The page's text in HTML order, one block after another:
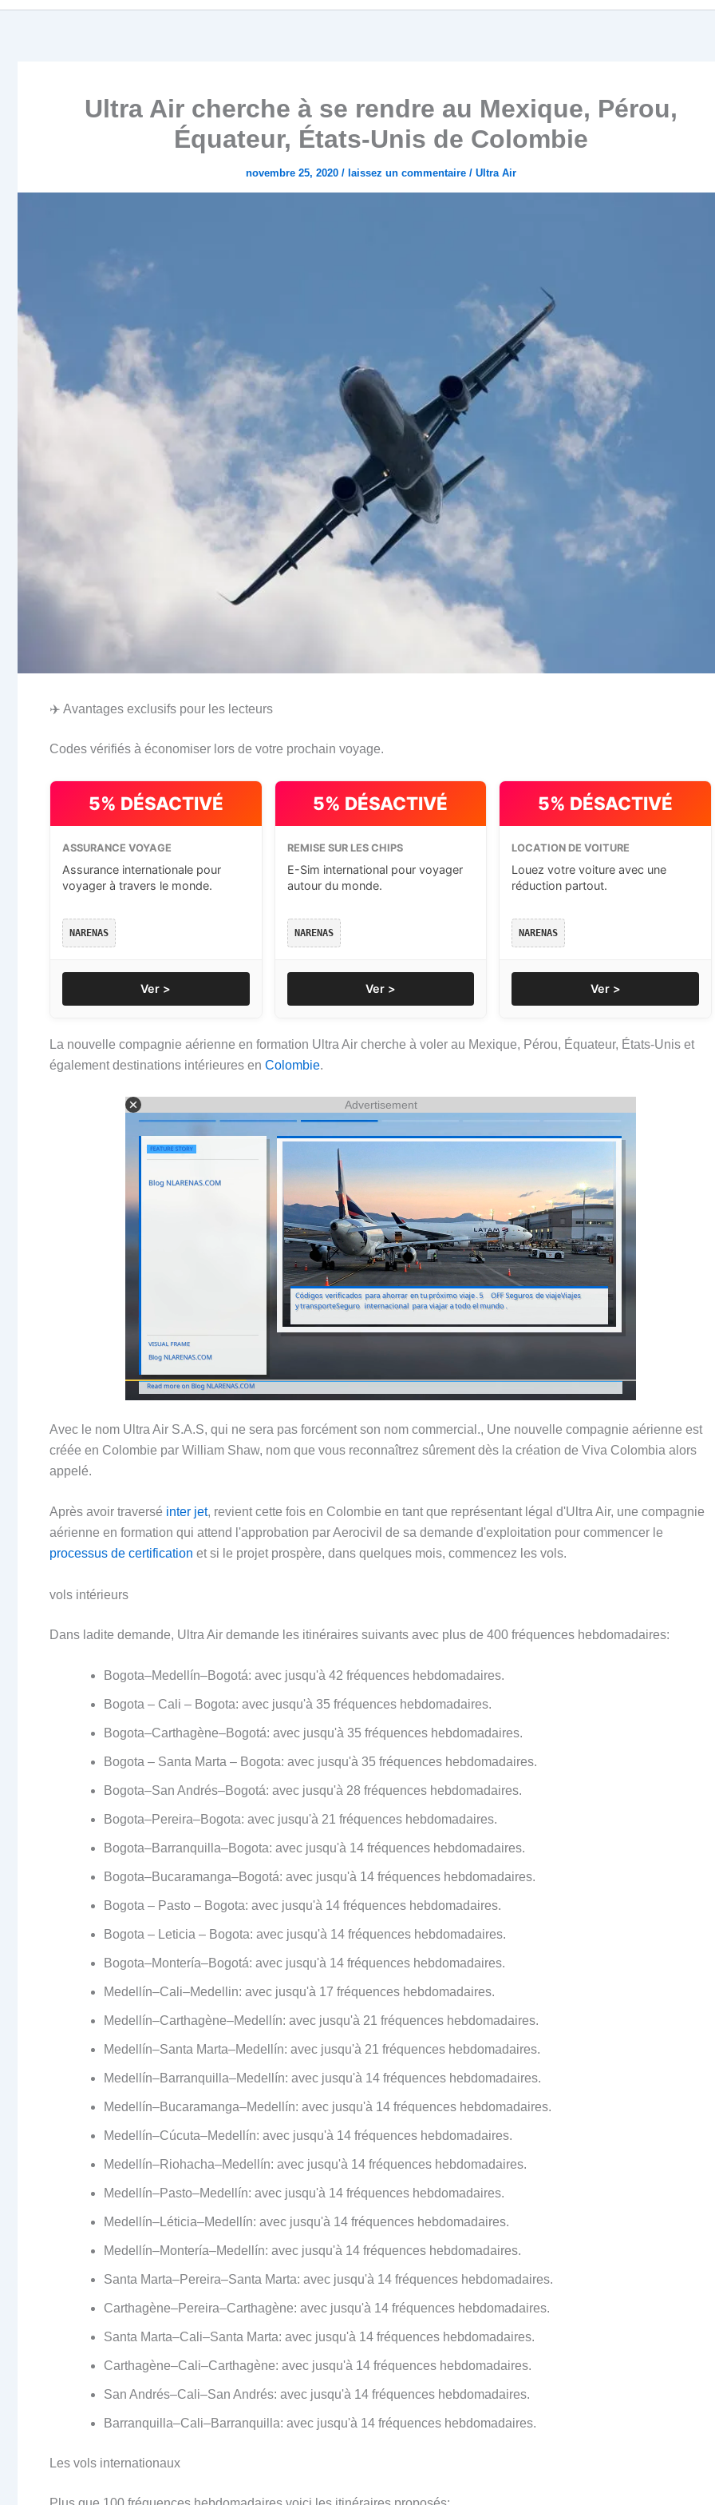
Ultra Air cherche à se rendre au Mexique, Pérou,
Équateur, États-Unis de Colombie
novembre 25, 2020 / laissez un commentaire / Ultra Air
✈️ Avantages exclusifs pour les lecteurs
Codes vérifiés à économiser lors de votre prochain voyage.
5% DÉSACTIVÉ
ASSURANCE VOYAGE
Assurance internationale pour
voyager à travers le monde.
NARENAS
Ver >
5% DÉSACTIVÉ
REMISE SUR LES CHIPS
E-Sim international pour voyager
autour du monde.
NARENAS
Ver >
5% DÉSACTIVÉ
LOCATION DE VOITURE
Louez votre voiture avec une
réduction partout.
NARENAS
Ver >
La nouvelle compagnie aérienne en formation Ultra Air cherche à voler au Mexique, Pérou, Équateur, États-Unis et
également destinations intérieures en Colombie.
Advertisement
Avec le nom Ultra Air S.A.S, qui ne sera pas forcément son nom commercial., Une nouvelle compagnie aérienne est
créée en Colombie par William Shaw, nom que vous reconnaîtrez sûrement dès la création de Viva Colombia alors
appelé.
Après avoir traversé inter jet, revient cette fois en Colombie en tant que représentant légal d'Ultra Air, une compagnie
aérienne en formation qui attend l'approbation par Aerocivil de sa demande d'exploitation pour commencer le
processus de certification et si le projet prospère, dans quelques mois, commencez les vols.
vols intérieurs
Dans ladite demande, Ultra Air demande les itinéraires suivants avec plus de 400 fréquences hebdomadaires:
Bogota–Medellín–Bogotá: avec jusqu'à 42 fréquences hebdomadaires.
Bogota – Cali – Bogota: avec jusqu'à 35 fréquences hebdomadaires.
Bogota–Carthagène–Bogotá: avec jusqu'à 35 fréquences hebdomadaires.
Bogota – Santa Marta – Bogota: avec jusqu'à 35 fréquences hebdomadaires.
Bogota–San Andrés–Bogotá: avec jusqu'à 28 fréquences hebdomadaires.
Bogota–Pereira–Bogota: avec jusqu'à 21 fréquences hebdomadaires.
Bogota–Barranquilla–Bogota: avec jusqu'à 14 fréquences hebdomadaires.
Bogota–Bucaramanga–Bogotá: avec jusqu'à 14 fréquences hebdomadaires.
Bogota – Pasto – Bogota: avec jusqu'à 14 fréquences hebdomadaires.
Bogota – Leticia – Bogota: avec jusqu'à 14 fréquences hebdomadaires.
Bogota–Montería–Bogotá: avec jusqu'à 14 fréquences hebdomadaires.
Medellín–Cali–Medellin: avec jusqu'à 17 fréquences hebdomadaires.
Medellín–Carthagène–Medellín: avec jusqu'à 21 fréquences hebdomadaires.
Medellín–Santa Marta–Medellín: avec jusqu'à 21 fréquences hebdomadaires.
Medellín–Barranquilla–Medellín: avec jusqu'à 14 fréquences hebdomadaires.
Medellín–Bucaramanga–Medellín: avec jusqu'à 14 fréquences hebdomadaires.
Medellín–Cúcuta–Medellín: avec jusqu'à 14 fréquences hebdomadaires.
Medellín–Riohacha–Medellín: avec jusqu'à 14 fréquences hebdomadaires.
Medellín–Pasto–Medellín: avec jusqu'à 14 fréquences hebdomadaires.
Medellín–Léticia–Medellín: avec jusqu'à 14 fréquences hebdomadaires.
Medellín–Montería–Medellín: avec jusqu'à 14 fréquences hebdomadaires.
Santa Marta–Pereira–Santa Marta: avec jusqu'à 14 fréquences hebdomadaires.
Carthagène–Pereira–Carthagène: avec jusqu'à 14 fréquences hebdomadaires.
Santa Marta–Cali–Santa Marta: avec jusqu'à 14 fréquences hebdomadaires.
Carthagène–Cali–Carthagène: avec jusqu'à 14 fréquences hebdomadaires.
San Andrés–Cali–San Andrés: avec jusqu'à 14 fréquences hebdomadaires.
Barranquilla–Cali–Barranquilla: avec jusqu'à 14 fréquences hebdomadaires.
Les vols internationaux